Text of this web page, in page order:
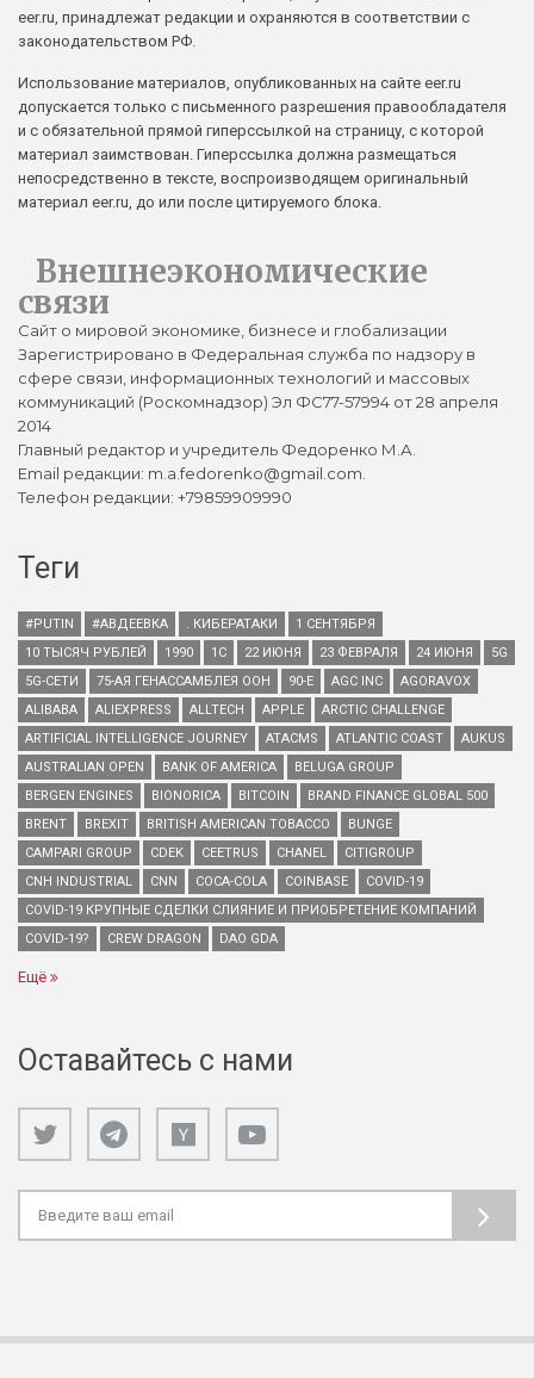
eer.ru, принадлежат редакции и охраняются в соответствии с
законодательством РФ.
Использование материалов, опубликованных на сайте eer.ru
допускается только с письменного разрешения правообладателя
и с обязательной прямой гиперссылкой на страницу, с которой
материал заимствован. Гиперссылка должна размещаться
непосредственно в тексте, воспроизводящем оригинальный
материал eer.ru, до или после цитируемого блока.
Внешнеэкономические
связи
Сайт о мировой экономике, бизнесе и глобализации
Зарегистрировано в Федеральная служба по надзору в
сфере связи, информационных технологий и массовых
коммуникаций (Роскомнадзор) Эл ФС77-57994 от 28 апреля
2014
Главный редактор и учредитель Федоренко М.А.
Email редакции: m.a.fedorenko@gmail.com.
Телефон редакции: +79859909990
Теги
#PUTIN #АВДЕЕВКА . КИБЕРАТАКИ
1 СЕНТЯБРЯ
10 ТЫСЯЧ РУБЛЕЙ
1990 1С 22 ИЮНЯ 23 ФЕВРАЛЯ 24 ИЮНЯ
5G
5G-СЕТИ
75-АЯ ГЕНАССАМБЛЕЯ ООН 90-Е AGC INC
AGORAVOX
ALIBABA
ALIEXPRESS ALLTECH APPLE
ARCTIC CHALLENGE
ARTIFICIAL INTELLIGENCE JOURNEY
ATACMS ATLANTIC COAST
AUKUS
AUSTRALIAN OPEN
BANK OF AMERICA
BELUGA GROUP
BERGEN ENGINES
BIONORICA BITCOIN
BRAND FINANCE GLOBAL 500
BRENT
BREXIT BRITISH AMERICAN TOBACCO
BUNGE
CAMPARI GROUP
CDEK CEETRUS CHANEL
CITIGROUP
CNH INDUSTRIAL
CNN COCA-COLA COINBASE
COVID-19
COVID-19 КРУПНЫЕ СДЕЛКИ СЛИЯНИЕ И ПРИОБРЕТЕНИЕ КОМПАНИЙ
COVID-19?
CREW DRAGON DAO GDA
Ещё
Оставайтесь с нами